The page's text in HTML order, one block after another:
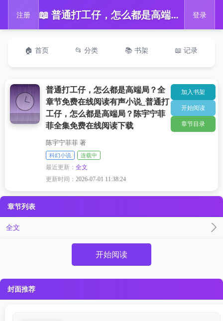
注册 📖 普通打工仔，怎么都是高端局？全章节免费在线阅读有声小说_普通打工仔，怎么都是高端局？陈宇宁菲菲全集免费在线阅读下载 登录
🏠 首页 📂 分类 📚 书架 📖 记录
普通打工仔，怎么都是高端局？全
章节免费在线阅读有声小说_普通打
工仔，怎么都是高端局？陈宇宁菲
菲全集免费在线阅读下载
陈宇宁菲菲 著
科幻小说 连载中
最近更新：全文
更新时间：2026-07-01 11:38:24
加入书架
开始阅读
章节目录
章节列表
全文
开始阅读
封面推荐